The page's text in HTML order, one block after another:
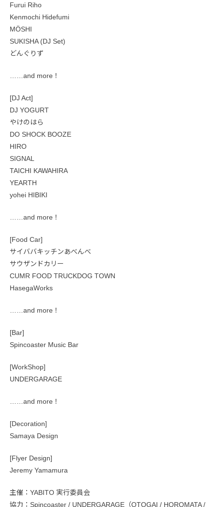
Furui Riho
Kenmochi Hidefumi
MÖSHI
SUKISHA (DJ Set)
どんぐりず
……and more！
[DJ Act]
DJ YOGURT
やけのはら
DO SHOCK BOOZE
HIRO
SIGNAL
TAICHI KAWAHIRA
YEARTH
yohei HIBIKI
……and more！
[Food Car]
サイババキッチンあべんべ
サウザンドカリー
CUMR FOOD TRUCKDOG TOWN
HasegaWorks
……and more！
[Bar]
Spincoaster Music Bar
[WorkShop]
UNDERGARAGE
……and more！
[Decoration]
Samaya Design
[Flyer Design]
Jeremy Yamamura
主催：YABITO 実行委員会
協力：Spincoaster / UNDERGARAGE（OTOGAI / HOROMATA /